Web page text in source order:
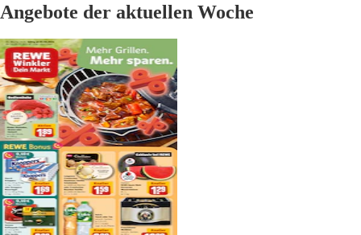
Angebote der aktuellen Woche